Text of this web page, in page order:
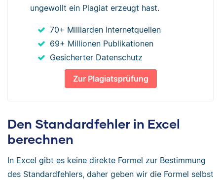
ungewollt ein Plagiat erzeugt hast.
70+ Milliarden Internetquellen
69+ Millionen Publikationen
Gesicherter Datenschutz
Zur Plagiatsprüfung
Den Standardfehler in Excel
berechnen
In Excel gibt es keine direkte Formel zur Bestimmung
des Standardfehlers, daher geben wir die Formel selbst